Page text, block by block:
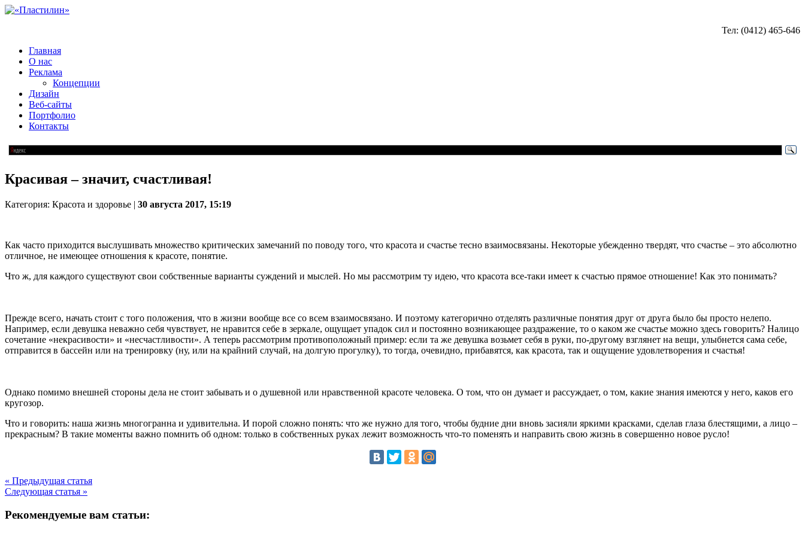
Тел: (0412) 465-646
Главная
О нас
Реклама
Концепции
Дизайн
Веб-сайты
Портфолио
Контакты
Красивая – значит, счастливая!
Категория: Красота и здоровье | 30 августа 2017, 15:19
Как часто приходится выслушивать множество критических замечаний по поводу того, что красота и счастье тесно взаимосвязаны. Некоторые убежденно твердят, что счастье – это абсолютно
отличное, не имеющее отношения к красоте, понятие.
Что ж, для каждого существуют свои собственные варианты суждений и мыслей. Но мы рассмотрим ту идею, что красота все-таки имеет к счастью прямое отношение! Как это понимать?
Прежде всего, начать стоит с того положения, что в жизни вообще все со всем взаимосвязано. И поэтому категорично отделять различные понятия друг от друга было бы просто нелепо.
Например, если девушка неважно себя чувствует, не нравится себе в зеркале, ощущает упадок сил и постоянно возникающее раздражение, то о каком же счастье можно здесь говорить? Налицо
сочетание «некрасивости» и «несчастливости». А теперь рассмотрим противоположный пример: если та же девушка возьмет себя в руки, по-другому взглянет на вещи, улыбнется сама себе,
отправится в бассейн или на тренировку (ну, или на крайний случай, на долгую прогулку), то тогда, очевидно, прибавятся, как красота, так и ощущение удовлетворения и счастья!
Однако помимо внешней стороны дела не стоит забывать и о душевной или нравственной красоте человека. О том, что он думает и рассуждает, о том, какие знания имеются у него, каков его
кругозор.
Что и говорить: наша жизнь многогранна и удивительна. И порой сложно понять: что же нужно для того, чтобы будние дни вновь засияли яркими красками, сделав глаза блестящими, а лицо –
прекрасным? В такие моменты важно помнить об одном: только в собственных руках лежит возможность что-то поменять и направить свою жизнь в совершенно новое русло!
« Предыдущая статья
Следующая статья »
Рекомендуемые вам статьи: